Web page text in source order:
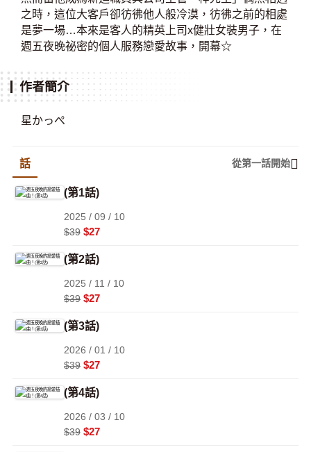
之時，這位大客戶卻彷彿他人般冷漠，彷彿之前的相處
是夢一場…本來是客人的精英上司x健壯女裝男子，在
週五夜晚祕密的個人服務戀愛故事，開幕☆
作者簡介
星かっぺ
話 從第一話開始
(第1話)
2025 / 09 / 10
$39 $27
(第2話)
2025 / 11 / 10
$39 $27
(第3話)
2026 / 01 / 10
$39 $27
(第4話)
2026 / 03 / 10
$39 $27